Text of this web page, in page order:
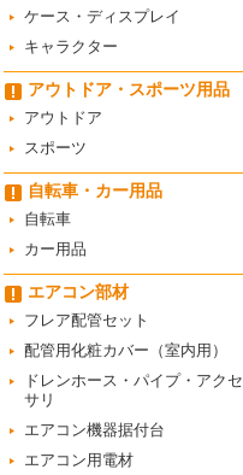
ケース・ディスプレイ
キャラクター
アウトドア・スポーツ用品
アウトドア
スポーツ
自転車・カー用品
自転車
カー用品
エアコン部材
フレア配管セット
配管用化粧カバー（室内用）
ドレンホース・パイプ・アクセ
サリ
エアコン機器据付台
エアコン用電材